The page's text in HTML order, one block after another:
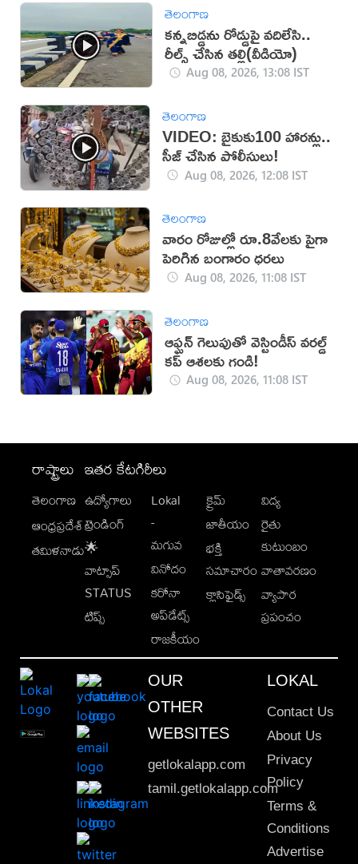
తెలంగాణ
కన్నబిడ్డను రోడ్డుపై వదిలేసి..
రీల్స్ చేసిన తల్లి(వీడియో)
Aug 08, 2026, 13:08 IST
తెలంగాణ
VIDEO: బైకుకు100 హారన్లు..
సీజ్ చేసిన పోలీసులు!
Aug 08, 2026, 12:08 IST
తెలంగాణ
వారం రోజుల్లో రూ.8వేలకు పైగా
పెరిగిన బంగారం ధరలు
Aug 08, 2026, 11:08 IST
తెలంగాణ
ఆఫ్ఘన్ గెలుపుతో వెస్టిండీస్ వరల్డ్
కప్ ఆశలకు గండి!
Aug 08, 2026, 11:08 IST
రాష్ట్రాలు
తెలంగాణ
ఆంధ్రప్రదేశ్
తమిళనాడు
ఇతర కేటగిరీలు
ఉద్యోగాలు
ట్రెండింగ్
🌟
వాట్సాప్
STATUS
టిప్స్
Lokal
-
మగువ
వినోదం
కరోనా
అప్‌డేట్స్
రాజకీయం
క్రైమ్
జాతీయం
భక్తి
సమాచారం
క్లాసిఫైడ్స్
విద్య
రైతు
కుటుంబం
వాతావరణం
వ్యాపార
ప్రపంచం
OUR
OTHER
WEBSITES
getlokalapp.com
tamil.getlokalapp.com
LOKAL
Contact Us
About Us
Privacy
Policy
Terms &
Conditions
Advertise